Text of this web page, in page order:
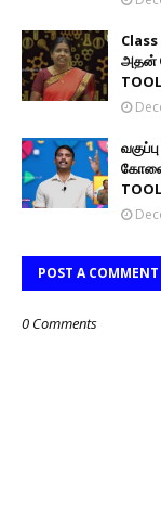
அதன்
POST A COMMENT
0 Comments